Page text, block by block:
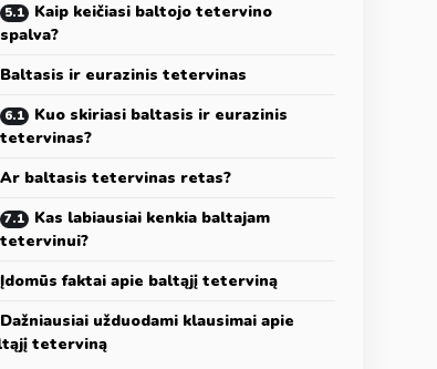
Kaip keičiasi baltojo tetervino
spalva?
Baltasis ir eurazinis tetervinas
Kuo skiriasi baltasis ir eurazinis
tetervinas?
Ar baltasis tetervinas retas?
Kas labiausiai kenkia baltajam
tetervinui?
Įdomūs faktai apie baltąjį teterviną
Dažniausiai užduodami klausimai apie
teterviną